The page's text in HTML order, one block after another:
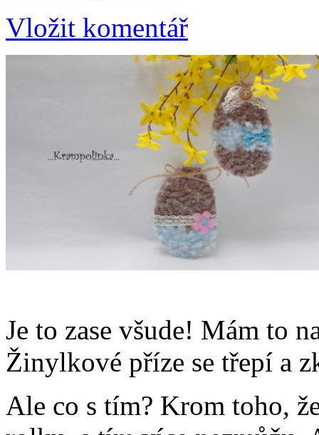
Vložit komentář
Je to zase všude! Mám to
Žinylkové příze se třepí a
Ale co s tím? Krom toho,